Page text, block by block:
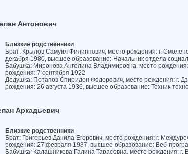
Антонович
Близкие родственники
Брат: Крылов Самуил Филиппович, место рождения: г.
декабря 1980, высшее образование: Начальник отдела
Бабушка: Миронова Ангелина Владимировна, место рождения:
рождения: 7 сентября 1922
Дедушка: Потапов Спиридон Федорович, место рождения: г.
рождения: 26 августа 1936, высшее образование: Техник-
Аркадьевич
Близкие родственники
Брат: Григорьев Данила Егорович, место рождения: г.
рождения: 27 февраля 1987, высшее образование: Веб-
Бабушка: Калашникова Галина Тарасовна, место рождения: г.